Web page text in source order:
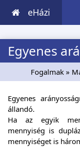
eHázi
Egyenes
Fogalmak »
Egyenes
állandó.
Ha az egyik
mennyiség is
mennyiséget is